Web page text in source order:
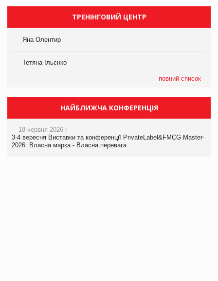
ТРЕНІНГОВИЙ ЦЕНТР
Яна Олентир
Тетяна Ільєнко
повний список
НАЙБЛИЖЧА КОНФЕРЕНЦІЯ
18 червня 2026 |
3-4 вересня Виставки та конференції PrivateLabel&FMCG Master-
2026: Власна марка - Власна перевага